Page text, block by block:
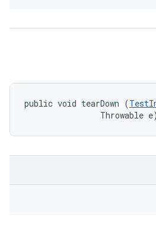
public void tearDown (
                Throwable e)